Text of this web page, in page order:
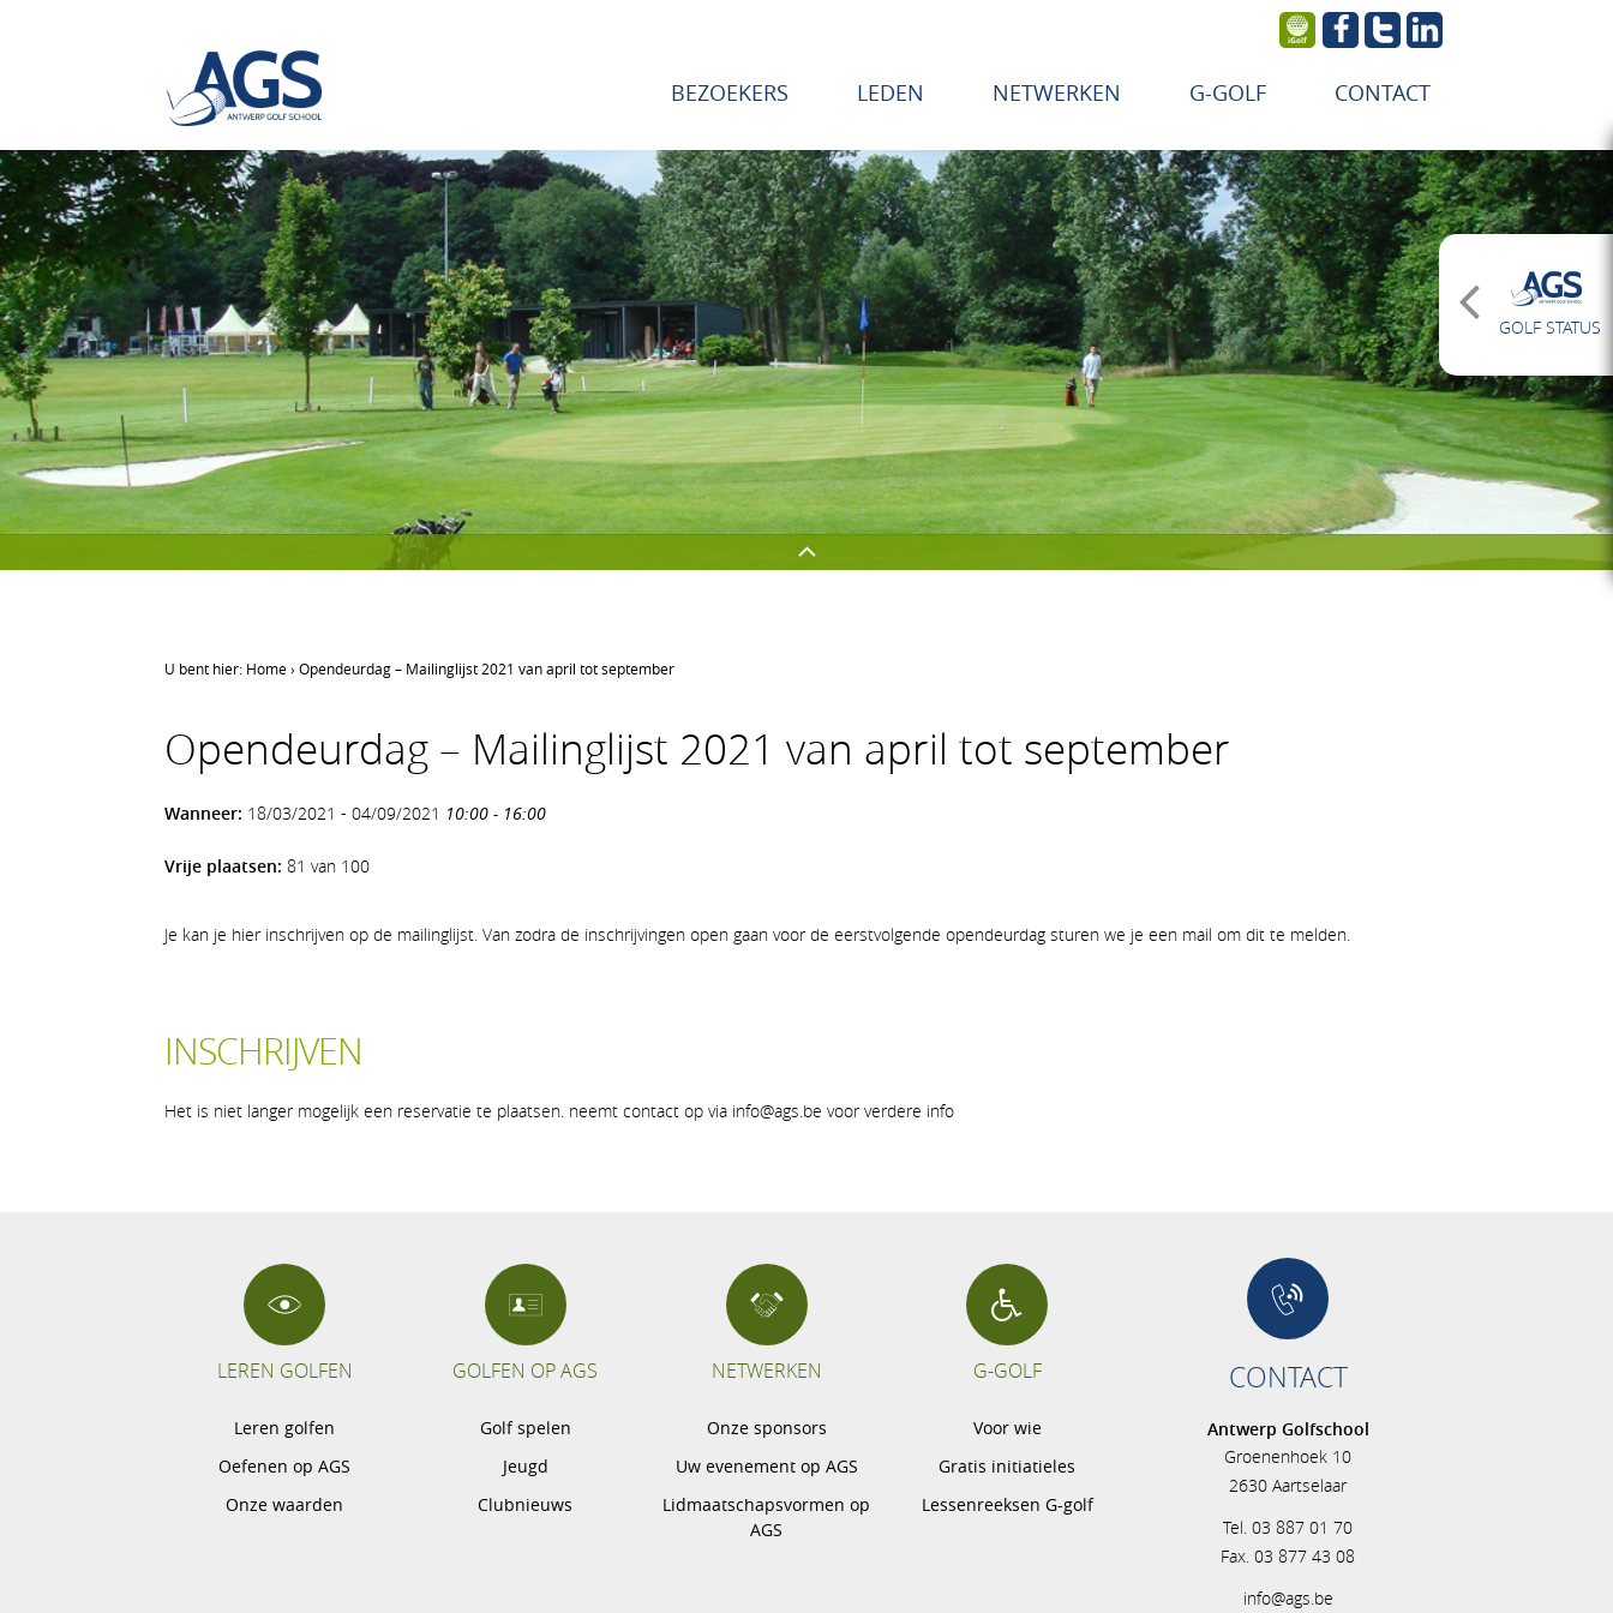
BEZOEKERS LEDEN NETWERKEN G-GOLF CONTACT
Leren golfen
Onze waarden
Golf spelen
Onze sponsors
GOLF STATUS
U bent hier: Home› Opendeurdag – Mailinglijst 2021 van april tot september
Opendeurdag – Mailinglijst 2021 van april tot september
Wanneer: 18/03/2021 - 04/09/2021 10:00 - 16:00
Vrije plaatsen: 81 van 100
Je kan je hier inschrijven op de mailinglijst. Van zodra de inschrijvingen open gaan voor de eerstvolgende opendeurdag sturen we je een mail om dit te melden.
INSCHRIJVEN
Het is niet langer mogelijk een reservatie te plaatsen. neemt contact op via info@ags.be voor verdere info
LEREN GOLFEN
Leren golfen
Oefenen op AGS
Onze waarden
GOLFEN OP AGS
Golf spelen
Jeugd
Clubnieuws
NETWERKEN
Onze sponsors
Uw evenement op AGS
Lidmaatschapsvormen op
AGS
G-GOLF
Voor wie
Gratis initiatieles
Lessenreeksen G-golf
CONTACT
Antwerp Golfschool
Groenenhoek 10
2630 Aartselaar
Tel. 03 887 01 70
Fax. 03 877 43 08
info@ags.be